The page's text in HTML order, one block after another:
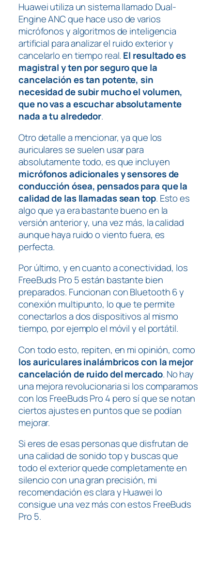
Huawei utiliza un sistema llamado Dual-
Engine ANC que hace uso de varios
micrófonos y algoritmos de inteligencia
artificial para analizar el ruido exterior y
cancelarlo en tiempo real. El resultado es
magistral y ten por seguro que la
cancelación es tan potente, sin
necesidad de subir mucho el volumen,
que no vas a escuchar absolutamente
nada a tu alrededor.
Otro detalle a mencionar, ya que los
auriculares se suelen usar para
absolutamente todo, es que incluyen
micrófonos adicionales y sensores de
conducción ósea, pensados para que la
calidad de las llamadas sean top. Esto es
algo que ya era bastante bueno en la
versión anterior y, una vez más, la calidad
aunque haya ruido o viento fuera, es
perfecta.
Por último, y en cuanto a conectividad, los
FreeBuds Pro 5 están bastante bien
preparados. Funcionan con Bluetooth 6 y
conexión multipunto, lo que te permite
conectarlos a dos dispositivos al mismo
tiempo, por ejemplo el móvil y el portátil.
Con todo esto, repiten, en mi opinión, como
los auriculares inalámbricos con la mejor
cancelación de ruido del mercado. No hay
una mejora revolucionaria si los comparamos
con los FreeBuds Pro 4 pero sí que se notan
ciertos ajustes en puntos que se podían
mejorar.
Si eres de esas personas que disfrutan de
una calidad de sonido top y buscas que
todo el exterior quede completamente en
silencio con una gran precisión, mi
recomendación es clara y Huawei lo
consigue una vez más con estos FreeBuds
Pro 5.